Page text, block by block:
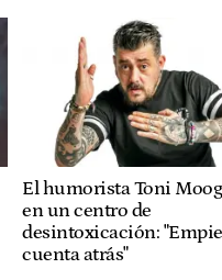
El humorista Toni
en un centro de
desintoxicación:
cuenta atrás"